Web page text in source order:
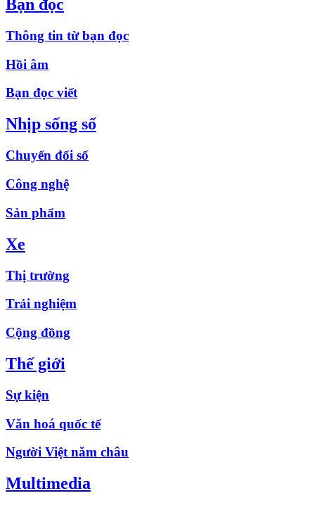
Bạn đọc
Thông tin từ bạn đọc
Hồi âm
Bạn đọc viết
Nhịp sống số
Chuyển đổi số
Công nghệ
Sản phẩm
Xe
Thị trường
Trải nghiệm
Cộng đồng
Thế giới
Sự kiện
Văn hoá quốc tế
Người Việt năm châu
Multimedia